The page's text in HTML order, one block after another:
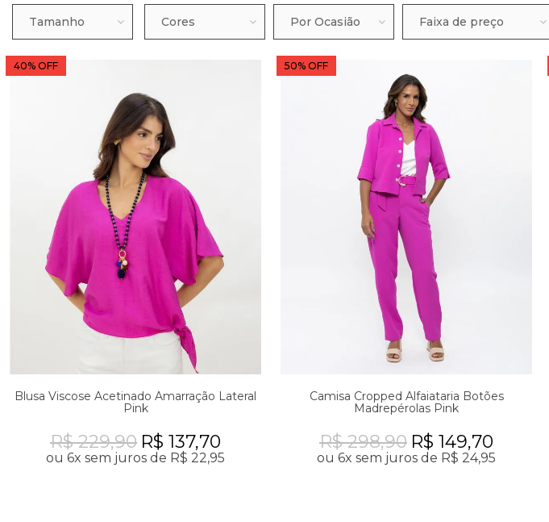
Tamanho Cores Por Ocasião Faixa de preço
Blusa Viscose Acetinado Amarração Lateral
Pink
R$ 229,90 R$ 137,70
ou 6x sem juros de R$ 22,95
40% OFF
Camisa Cropped Alfaiataria Botões
Madrepérolas Pink
R$ 298,90 R$ 149,70
ou 6x sem juros de R$ 24,95
50% OFF